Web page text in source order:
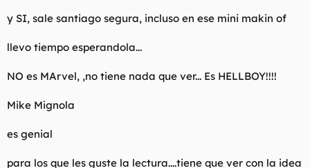
y SI, sale santiago segura, incluso en ese mini makin of
llevo tiempo esperandola...
NO es MArvel, ,no tiene nada que ver... Es HELLBOY!!!!
Mike Mignola
es genial
para los que les guste la lectura....tiene que ver con la idea